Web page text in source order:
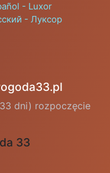
- Luxor
- Луксор
dni) rozpoczęcie
33